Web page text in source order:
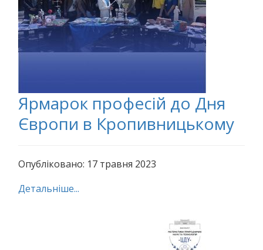
Ярмарок професій до Дня
Європи в Кропивницькому
Опубліковано: 17 травня 2023
Детальніше...